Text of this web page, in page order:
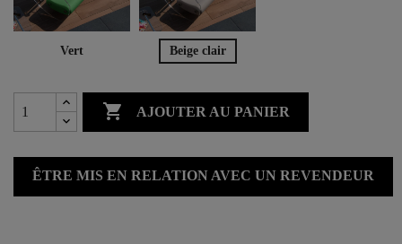
Vert Beige clair
 AJOUTER AU PANIER
ÊTRE MIS EN RELATION AVEC UN REVENDEUR